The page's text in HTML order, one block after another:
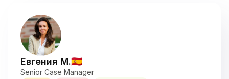
Евгения М.🇪🇸
Senior Case Manager